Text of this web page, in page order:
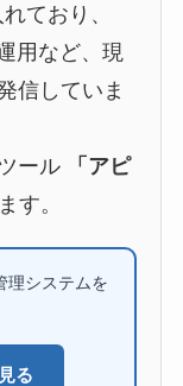
ており、
用など、現
信していま
ール
「アピ
す。
理システムを
る